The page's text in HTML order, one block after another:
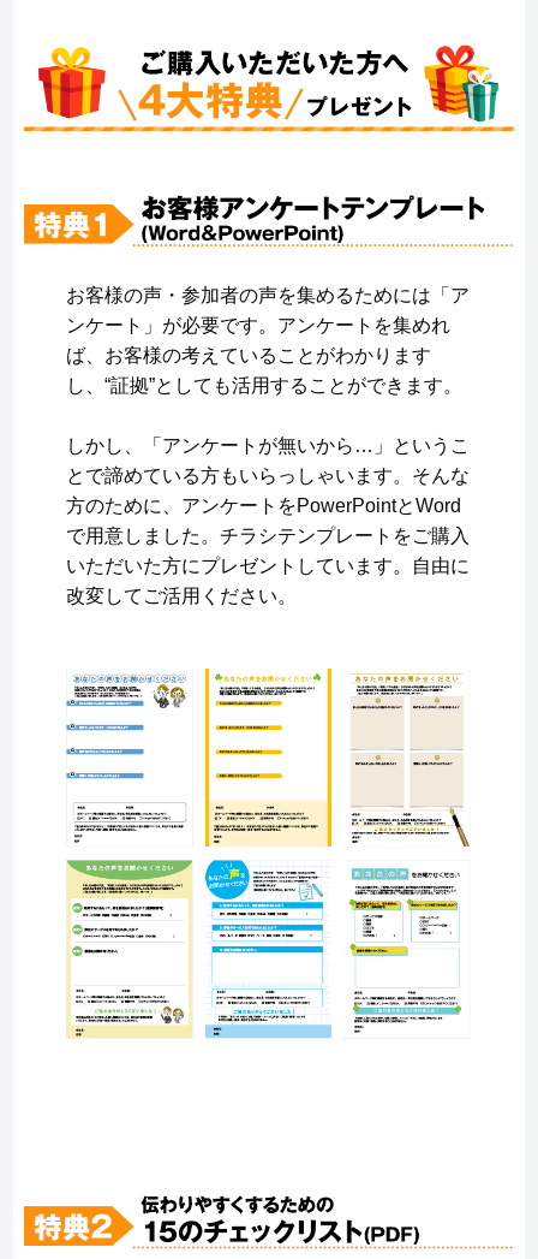
お客様の声・参加者の声を集めるためには「ア
ンケート」が必要です。アンケートを集めれ
ば、お客様の考えていることがわかります
し、“証拠”としても活用することができます。
しかし、「アンケートが無いから…」というこ
とで諦めている方もいらっしゃいます。そんな
方のために、アンケートをPowerPointとWord
で用意しました。チラシテンプレートをご購入
いただいた方にプレゼントしています。自由に
改変してご活用ください。